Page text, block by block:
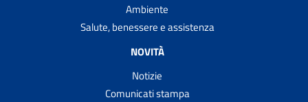
Ambiente
Salute, benessere e assistenza
NOVITÀ
Notizie
Comunicati stampa